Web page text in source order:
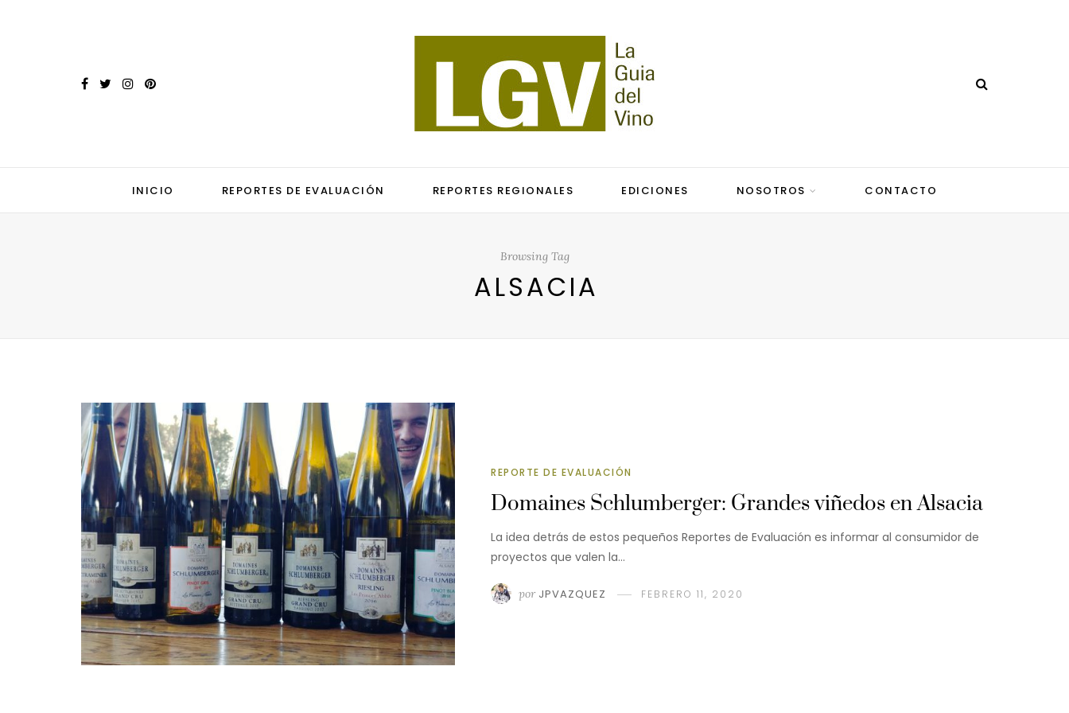
INICIO REPORTES DE EVALUACIÓN REPORTES REGIONALES EDICIONES NOSOTROS CONTACTO
Browsing Tag
ALSACIA
REPORTE DE EVALUACIÓN
Domaines Schlumberger: Grandes viñedos en Alsacia
La idea detrás de estos pequeños Reportes de Evaluación es informar al consumidor de
proyectos que valen la…
por JPVAZQUEZ FEBRERO 11, 2020